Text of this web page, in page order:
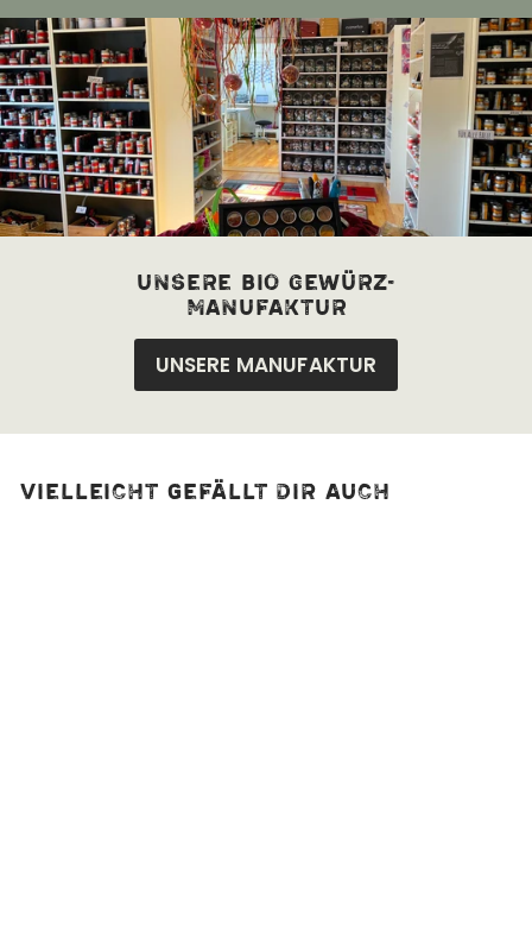
unsere bio Gewürz-
manufaktur
UNSERE MANUFAKTUR
Vielleicht gefällt dir auch